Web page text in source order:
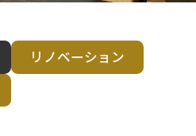
リノベーション